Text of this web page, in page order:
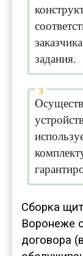
задания.
Сборка
Воронеже
договора